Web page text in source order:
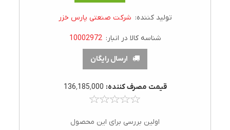
تولید کننده: شرکت صنعتی پارس خزر
شناسه کالا در انبار: 10002972
ارسال رایگان
قيمت مصرف کننده: 136٬185٬000
اولین بررسی برای این محصول